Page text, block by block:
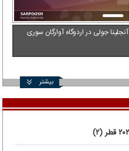
آنجلینا جولی در اردوگاه آوارگان سوری
بیشتر